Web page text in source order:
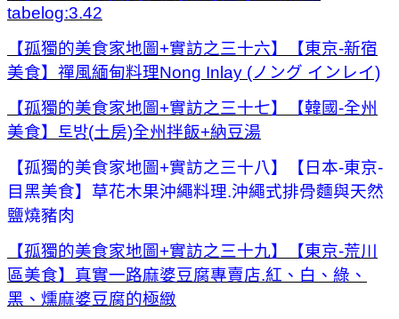
tabelog:3.42
【孤獨的美食家地圖+實訪之三十六】【東京-新宿
美食】禪風緬甸料理Nong Inlay (ノング インレイ)
【孤獨的美食家地圖+實訪之三十七】【韓國-全州
美食】토방(土房)全州拌飯+納豆湯
【孤獨的美食家地圖+實訪之三十八】【日本-東京-
目黑美食】草花木果沖繩料理.沖繩式排骨麵與天然
鹽燒豬肉
【孤獨的美食家地圖+實訪之三十九】【東京-荒川
區美食】真實一路麻婆豆腐專賣店.紅、白、綠、
黑、燻麻婆豆腐的極緻